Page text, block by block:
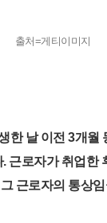
출처=게티이미지
한 날 이전 3개월
근로자가 취업한
근로자의 통상